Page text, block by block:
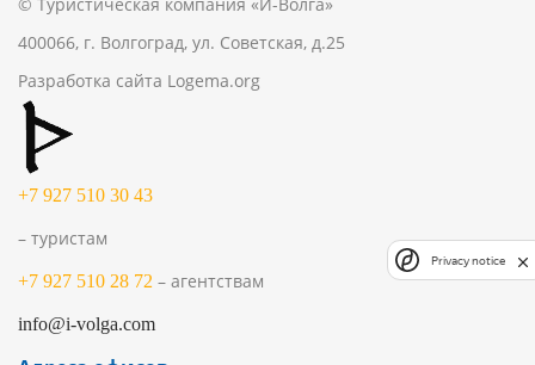
400066, г. Волгоград, ул. Советская, д.25
Разработка сайта Logema.org
+7 927 510 30 43
– туристам
+7 927 510 28 72 – агентствам
info@i-volga.com
Privacy notice